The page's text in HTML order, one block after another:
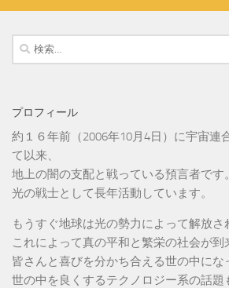
検
索:
プロフィール
約１６年前（2006年10月4日）に宇宙連
て以来、
地上の闇の支配と戦っている預言者です。
光の戦士として長年活動しています。
もうすぐ地球は光の勢力によって解放さ
これによって真の平和と繁栄の社会が到
皆さんと喜びを分かち合える世の中にな
世の中を良くするテクノロジー系の話題